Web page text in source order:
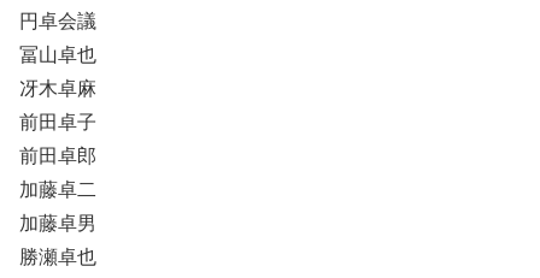
円卓会議
冨山卓也
冴木卓麻
前田卓子
前田卓郎
加藤卓二
加藤卓男
勝瀬卓也